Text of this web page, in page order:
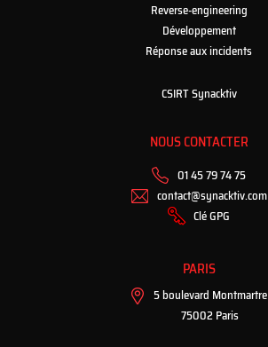
Reverse-engineering
Développement
Réponse aux incidents
CSIRT Synacktiv
NOUS CONTACTER
01 45 79 74 75
contact@synacktiv.com
Clé GPG
PARIS
5 boulevard Montmartre
75002 Paris